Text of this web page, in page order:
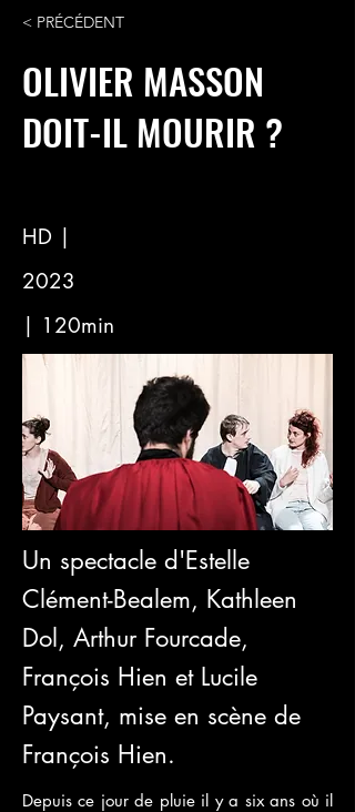
< PRÉCÉDENT
OLIVIER MASSON
DOIT-IL MOURIR ?
HD |
2023
| 120min
Un spectacle d'Estelle
Clément-Bealem, Kathleen
Dol, Arthur Fourcade,
François Hien et Lucile
Paysant, mise en scène de
François Hien.
Depuis ce jour de pluie il y a six ans où il